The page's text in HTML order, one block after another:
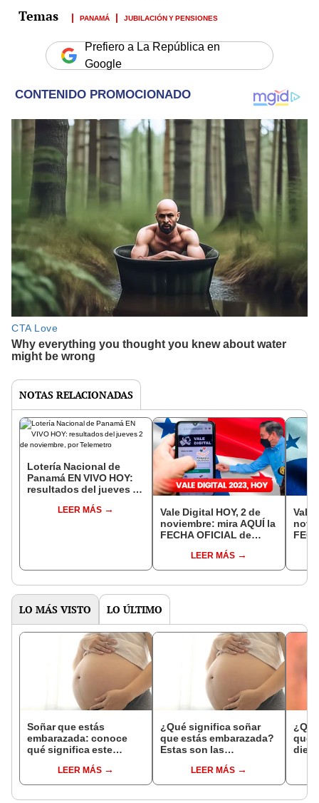
PANAMÁ JUBILACIÓN Y PENSIONES
Prefiero a La República en
Google
NOTAS RELACIONADAS
Lotería Nacional de
Panamá EN VIVO HOY:
resultados del jueves 2
TelemetroLEER MÁS
Vale Digital HOY, 2 de
noviembre: mira AQUÍ la
FECHA OFICIAL de
entregas del bono
LEER MÁS
Vale
LO MÁS VISTO LO ÚLTIMO
Soñar que estás
embarazada: conoce
qué significa este
LEER MÁS
¿Qué significa soñar
que estás embarazada?
Estas son las
comunesLEER MÁS
que